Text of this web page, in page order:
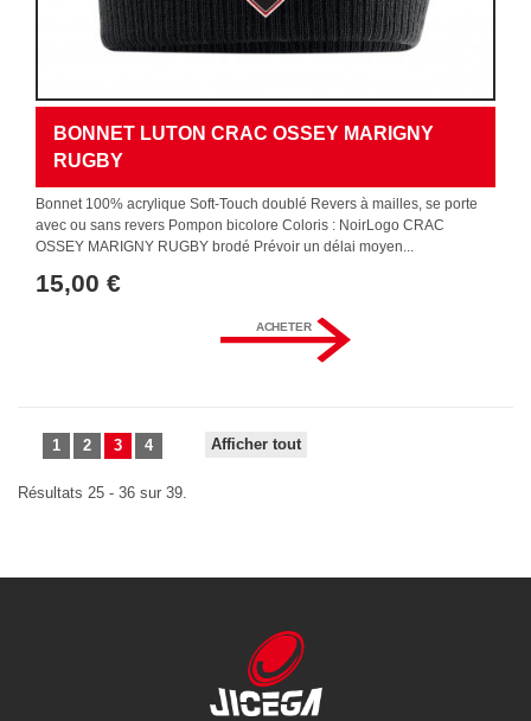
BONNET LUTON CRAC OSSEY MARIGNY
RUGBY
Bonnet 100% acrylique Soft-Touch doublé Revers à mailles, se porte
avec ou sans revers Pompon bicolore Coloris : NoirLogo CRAC
OSSEY MARIGNY RUGBY brodé Prévoir un délai moyen...
15,00 €
ACHETER
Afficher tout
1 2 3 4
Résultats 25 - 36 sur 39.